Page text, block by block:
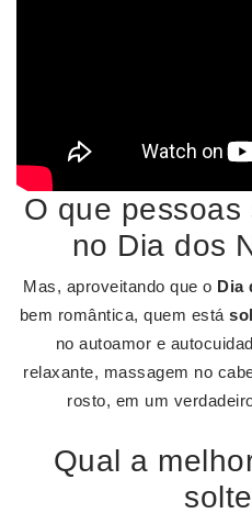
O que
no Dia dos
Mas, aproveitando que o Dia
bem romântica, quem está
no autoamor e
relaxante, massagem no
rosto, em um
Qual a